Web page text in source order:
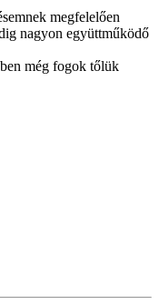
megfelelően
nagyon együttműködő
még fogok tőlük